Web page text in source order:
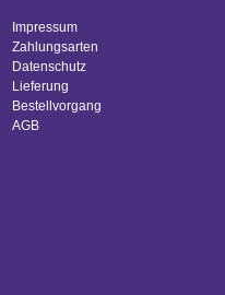
Impressum
Zahlungsarten
Datenschutz
Lieferung
Bestellvorgang
AGB